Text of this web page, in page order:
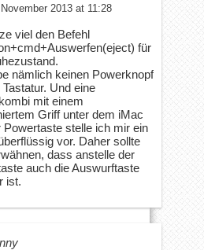
2013 at 11:28
viel den Befehl
für
nämlich keinen Powerknopf
Und eine
mit einem
Griff unter dem iMac
Powertaste stelle ich mir ein
vor. Daher sollte
dass anstelle der
auch die Auswurftaste
ist.